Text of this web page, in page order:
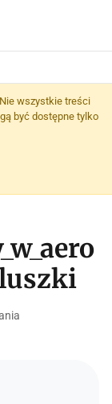
wszystkie treści
być dostępne tylko